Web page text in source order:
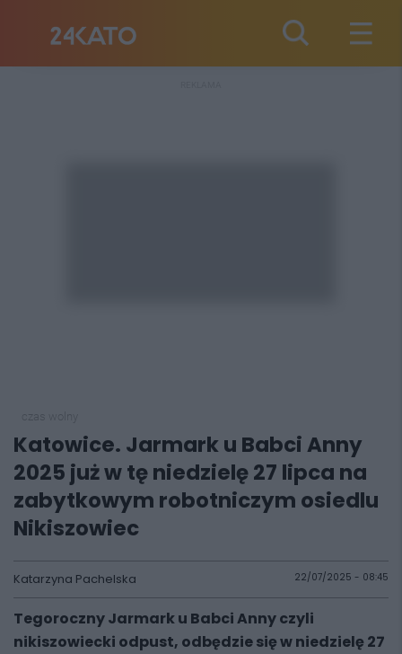
Katowice. Jarmark u Babci Anny
2025 już w tę niedzielę 27 lipca na
zabytkowym robotniczym osiedlu
Nikiszowiec
Katarzyna Pachelska 22/07/2025 - 08:45
Tegoroczny Jarmark u Babci Anny czyli
nikiszowiecki odpust, odbędzie się w niedzielę 27